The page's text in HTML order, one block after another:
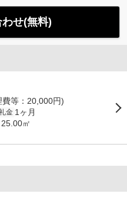
せ(無料)
費等：20,000円)
金 1ヶ月
25.00㎡